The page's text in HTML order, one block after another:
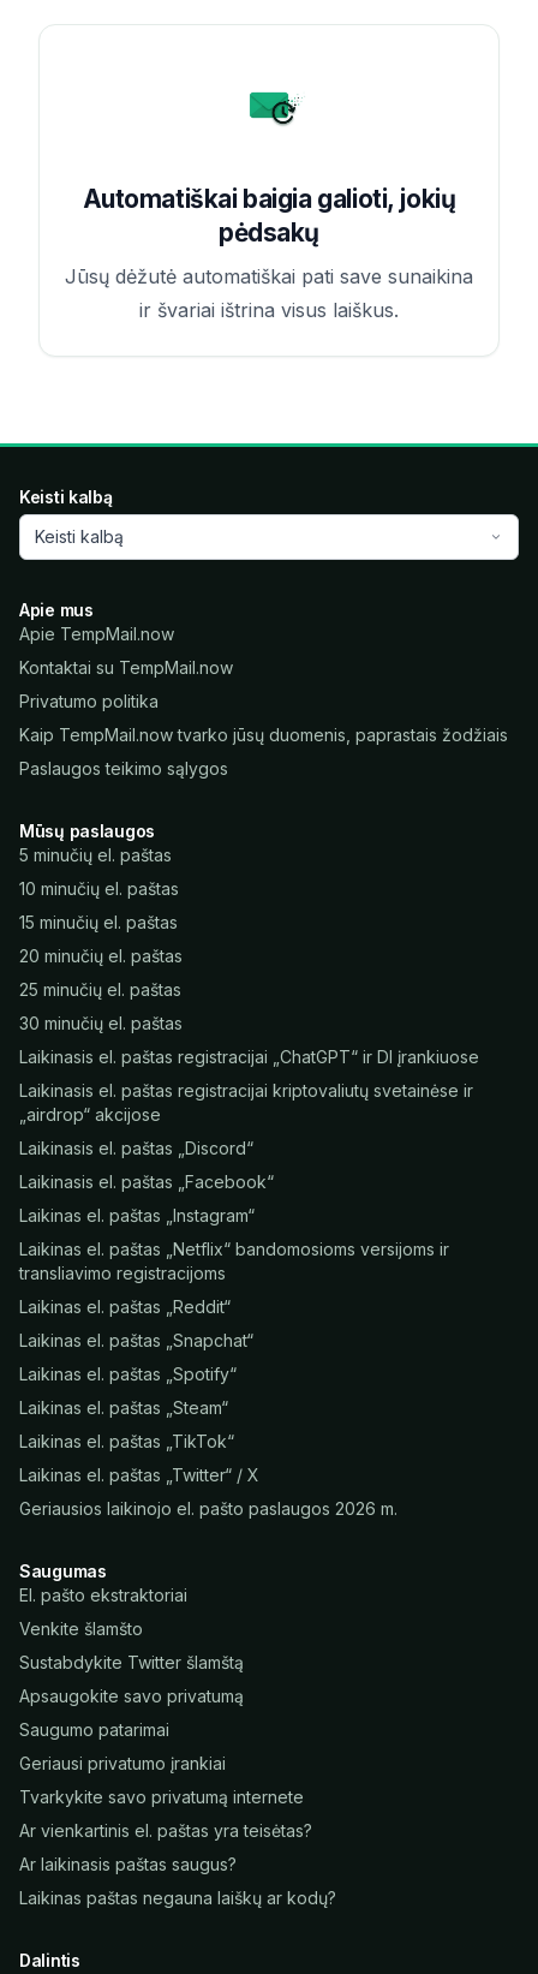
Automatiškai baigia galioti, jokių
pėdsakų
Jūsų dėžutė automatiškai pati save sunaikina
ir švariai ištrina visus laiškus.
Keisti kalbą
Keisti kalbą
Apie mus
Apie TempMail.now
Kontaktai su TempMail.now
Privatumo politika
Kaip TempMail.now tvarko jūsų duomenis, paprastais žodžiais
Paslaugos teikimo sąlygos
Mūsų paslaugos
5 minučių el. paštas
10 minučių el. paštas
15 minučių el. paštas
20 minučių el. paštas
25 minučių el. paštas
30 minučių el. paštas
Laikinasis el. paštas registracijai „ChatGPT“ ir DI įrankiuose
Laikinasis el. paštas registracijai kriptovaliutų svetainėse ir
„airdrop“ akcijose
Laikinasis el. paštas „Discord“
Laikinasis el. paštas „Facebook“
Laikinas el. paštas „Instagram“
Laikinas el. paštas „Netflix“ bandomosioms versijoms ir
transliavimo registracijoms
Laikinas el. paštas „Reddit“
Laikinas el. paštas „Snapchat“
Laikinas el. paštas „Spotify“
Laikinas el. paštas „Steam“
Laikinas el. paštas „TikTok“
Laikinas el. paštas „Twitter“ / X
Geriausios laikinojo el. pašto paslaugos 2026 m.
Saugumas
El. pašto ekstraktoriai
Venkite šlamšto
Sustabdykite Twitter šlamštą
Apsaugokite savo privatumą
Saugumo patarimai
Geriausi privatumo įrankiai
Tvarkykite savo privatumą internete
Ar vienkartinis el. paštas yra teisėtas?
Ar laikinasis paštas saugus?
Laikinas paštas negauna laiškų ar kodų?
Dalintis